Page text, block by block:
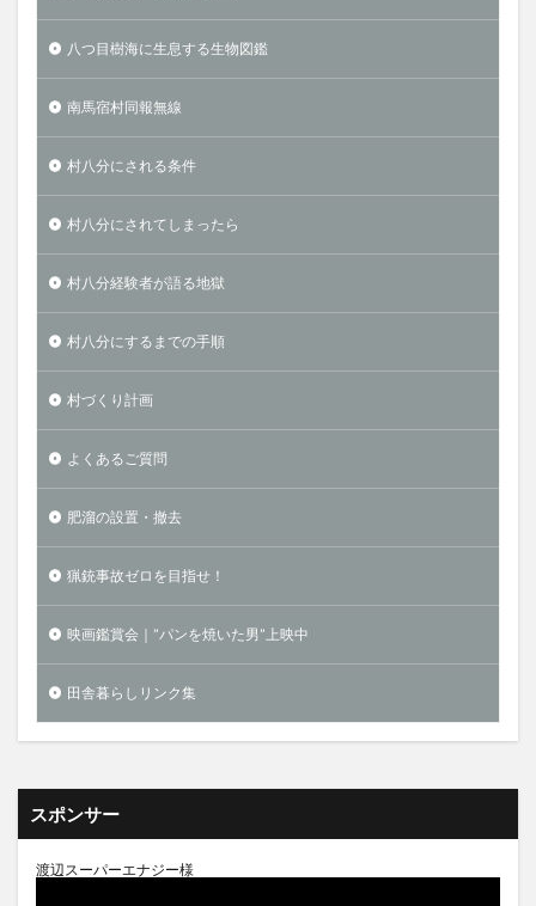
八つ目樹海に生息する生物図鑑
南馬宿村同報無線
村八分にされる条件
村八分にされてしまったら
村八分経験者が語る地獄
村八分にするまでの手順
村づくり計画
よくあるご質問
肥溜の設置・撤去
猟銃事故ゼロを目指せ！
映画鑑賞会｜”パンを焼いた男”上映中
田舎暮らしリンク集
スポンサー
渡辺スーパーエナジー様